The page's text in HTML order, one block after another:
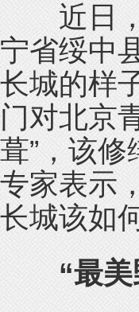
近日，
宁省绥中
长城的样
门对北京
葺”，该
专家表示
长城该如
“最美